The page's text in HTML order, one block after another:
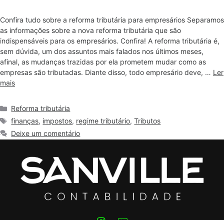
Confira tudo sobre a reforma tributária para empresários Separamos
as informações sobre a nova reforma tributária que são
indispensáveis para os empresários. Confira! A reforma tributária é,
sem dúvida, um dos assuntos mais falados nos últimos meses,
afinal, as mudanças trazidas por ela prometem mudar como as
empresas são tributadas. Diante disso, todo empresário deve, … Ler
mais
Reforma tributária
finanças, impostos, regime tributário,Tributos
Deixe um comentário